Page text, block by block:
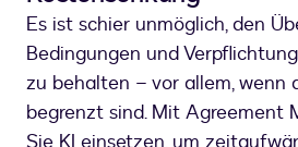
Es ist schier unmöglich, den
Bedingungen und
zu behalten – vor allem, wenn
begrenzt sind. Mit Agreement